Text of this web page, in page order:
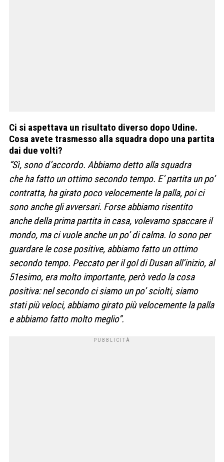
Ci si aspettava un risultato diverso dopo Udine.
Cosa avete trasmesso alla squadra dopo una partita
dai due volti?
“Sì, sono d’accordo. Abbiamo detto alla squadra
che ha fatto un ottimo secondo tempo. E’ partita un po’
contratta, ha girato poco velocemente la palla, poi ci
sono anche gli avversari. Forse abbiamo risentito
anche della prima partita in casa, volevamo spaccare il
mondo, ma ci vuole anche un po’ di calma. Io sono per
guardare le cose positive, abbiamo fatto un ottimo
secondo tempo. Peccato per il gol di Dusan all’inizio, al
51esimo, era molto importante, però vedo la cosa
positiva: nel secondo ci siamo un po’ sciolti, siamo
stati più veloci, abbiamo girato più velocemente la palla
e abbiamo fatto molto meglio”.